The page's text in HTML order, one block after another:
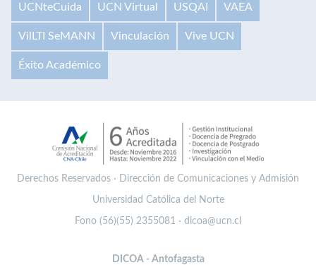
UCNteCuida UCN Virtual USQAI VAEA
VilLTI SeMANN Vinculación Vive UCN
Éxito Académico
Derechos Reservados · Dirección de Comunicaciones y Admisión
Universidad Católica del Norte
Fono (56)(55) 2355081 · dicoa@ucn.cl
DICOA - Antofagasta